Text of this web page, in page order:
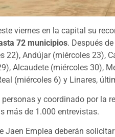
viernes en la capital su
72 municipios. Después
22), Andújar (miércoles 23),
Alcaudete (miércoles 30),
(miércoles 6) y Linares,
y coordinado por la
más de 1.000 entrevistas.
Jaen Emplea deberán